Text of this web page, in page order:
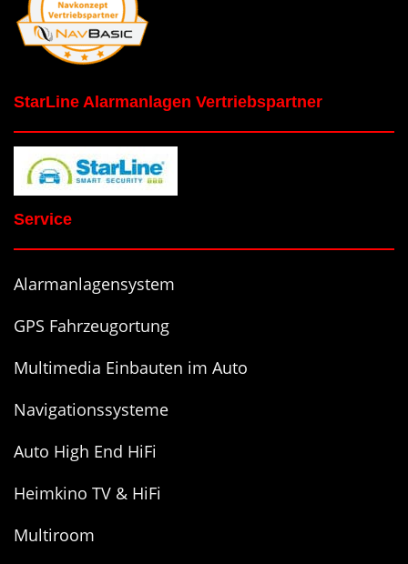
StarLine Alarmanlagen Vertriebspartner
Service
Alarmanlagensystem
GPS Fahrzeugortung
Multimedia Einbauten im Auto
Navigationssysteme
Auto High End HiFi
Heimkino TV & HiFi
Multiroom